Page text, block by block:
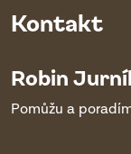
Kontakt
Robin
Pomůžu a